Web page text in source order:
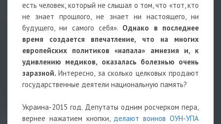
есть человек, который не слышал о том, что «тот, кто
не знает прошлого, не знает ни настоящего, ни
будущего, ни самого себя». Однако в последнее
время создается впечатление, что на многих
европейских политиков «напала» амнезия и, к
удивлению медиков, оказалась болезнью очень
заразной.Интересно, за сколько целковых продают
государственные деятели национальную память?
Украина-2015 год. Депутаты одним росчерком пера,
вернее нажатием кнопки, делают воинов ОУН-УПА